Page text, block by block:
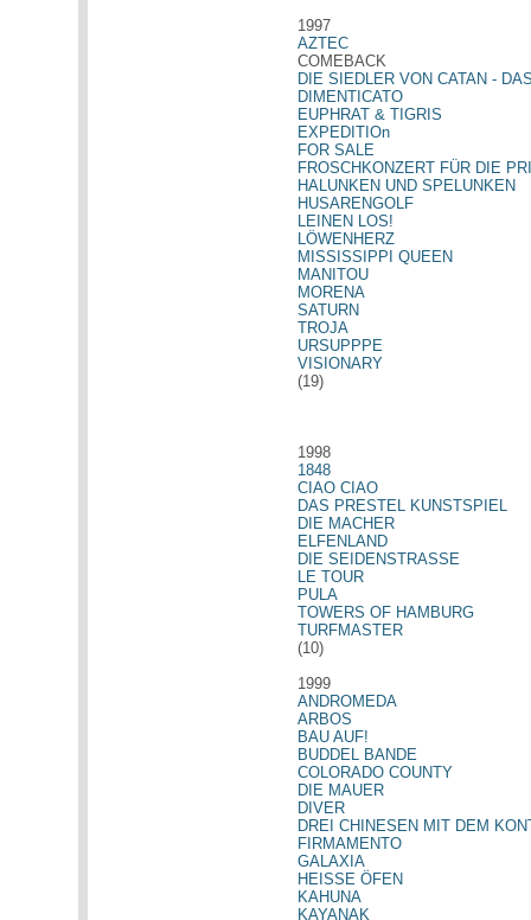
1997
AZTEC
COMEBACK
DIE SIEDLER VON CATAN -
DIMENTICATO
EUPHRAT & TIGRIS
EXPEDITIOn
FOR SALE
FROSCHKONZERT FÜR DIE
HALUNKEN UND SPELUNKEN
HUSARENGOLF
LEINEN LOS!
LÖWENHERZ
MISSISSIPPI QUEEN
MANITOU
MORENA
SATURN
TROJA
URSUPPPE
VISIONARY
(19)
1998
1848
CIAO CIAO
DAS PRESTEL KUNSTSPIEL
DIE MACHER
ELFENLAND
DIE SEIDENSTRASSE
LE TOUR
PULA
TOWERS OF HAMBURG
TURFMASTER
(10)
1999
ANDROMEDA
ARBOS
BAU AUF!
BUDDEL BANDE
COLORADO COUNTY
DIE MAUER
DIVER
DREI CHINESEN MIT DEM
FIRMAMENTO
GALAXIA
HEISSE ÖFEN
KAHUNA
KAYANAK